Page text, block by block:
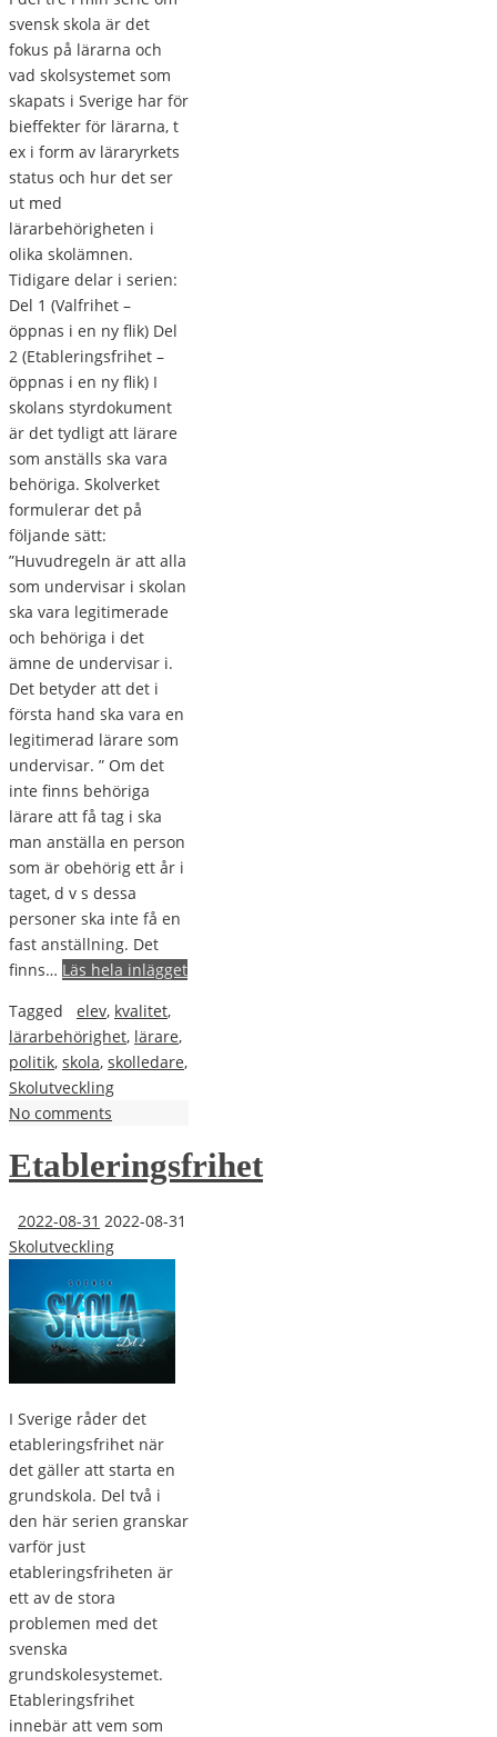
svensk skola är det
fokus på lärarna och
vad skolsystemet som
skapats i Sverige har för
bieffekter för lärarna, t
ex i form av läraryrkets
status och hur det ser
ut med
lärarbehörigheten i
olika skolämnen.
Tidigare delar i serien:
Del 1 (Valfrihet –
öppnas i en ny flik) Del
2 (Etableringsfrihet –
öppnas i en ny flik) I
skolans styrdokument
är det tydligt att lärare
som anställs ska vara
behöriga. Skolverket
formulerar det på
följande sätt:
”Huvudregeln är att alla
som undervisar i skolan
ska vara legitimerade
och behöriga i det
ämne de undervisar i.
Det betyder att det i
första hand ska vara en
legitimerad lärare som
undervisar. ” Om det
inte finns behöriga
lärare att få tag i ska
man anställa en person
som är obehörig ett år i
taget, d v s dessa
personer ska inte få en
fast anställning. Det
finns… Läs hela inlägget
Tagged
elev, kvalitet,
lärarbehörighet, lärare,
politik, skola, skolledare,
Skolutveckling
No comments
Etableringsfrihet
2022-08-31 2022-08-31
Skolutveckling
I Sverige råder det
etableringsfrihet när
det gäller att starta en
grundskola. Del två i
den här serien granskar
varför just
etableringsfriheten är
ett av de stora
problemen med det
svenska
grundskolesystemet.
Etableringsfrihet
innebär att vem som